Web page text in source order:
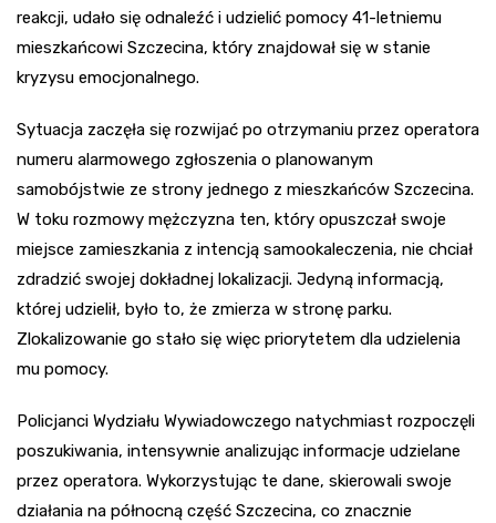
reakcji, udało się odnaleźć i udzielić pomocy 41-letniemu
mieszkańcowi Szczecina, który znajdował się w stanie
kryzysu emocjonalnego.
Sytuacja zaczęła się rozwijać po otrzymaniu przez operatora
numeru alarmowego zgłoszenia o planowanym
samobójstwie ze strony jednego z mieszkańców Szczecina.
W toku rozmowy mężczyzna ten, który opuszczał swoje
miejsce zamieszkania z intencją samookaleczenia, nie chciał
zdradzić swojej dokładnej lokalizacji. Jedyną informacją,
której udzielił, było to, że zmierza w stronę parku.
Zlokalizowanie go stało się więc priorytetem dla udzielenia
mu pomocy.
Policjanci Wydziału Wywiadowczego natychmiast rozpoczęli
poszukiwania, intensywnie analizując informacje udzielane
przez operatora. Wykorzystując te dane, skierowali swoje
działania na północną część Szczecina, co znacznie